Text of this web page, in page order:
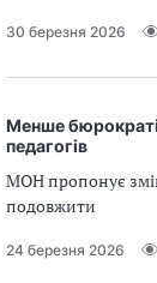
30 березня 2026
Менше
педагогів
МОН пропонує
подовжити
24 березня 2026